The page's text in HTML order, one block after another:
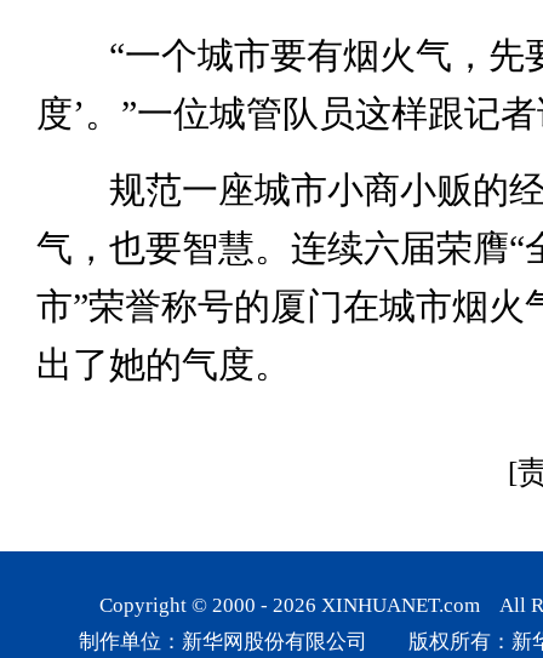
“一个城市要有烟火气，先
度’。”一位城管队员这样跟记
规范一座城市小商小贩的经
气，也要智慧。连续六届荣膺“
市”荣誉称号的厦门在城市烟火
出了她的气度。
[
Copyright © 2000 - 2026 XINHUANET.com All
制作单位：新华网股份有限公司 版权所有：新